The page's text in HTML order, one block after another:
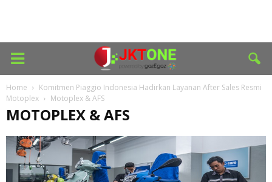
Home
Komitmen Piaggio Indonesia Hadirkan Layanan After Sales Resmi
Motoplex
Motoplex & AFS
MOTOPLEX & AFS